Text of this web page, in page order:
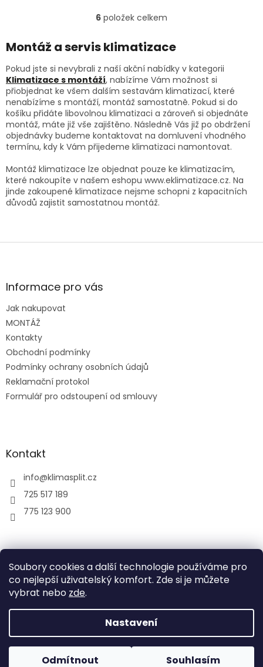
Soubory cookies a další technologie používáme pro
co nejlepší uživatelský komfort. Zde si je můžete
vybrat nebo zde.
Nastavení
Odmítnout Souhlasím
O
l
d
a
c
í
p
r
v
k
v
ý
p
i
6 položek celkem
Montáž a servis klimatizace
Pokud jste si nevybrali z naší akční nabídky v kategorii
Klimatizace s montáží, nabízíme Vám možnost si
přiobjednat ke všem dalším sestavám klimatizací, které
nenabízíme s montáží, montáž samostatně. Pokud si do
košíku přidáte libovolnou klimatizaci a zároveň si objednáte
montáž, máte již vše zajištěno. Následně Vás již po obdržení
objednávky budeme kontaktovat na domluvení vhodného
termínu, kdy k Vám přijedeme klimatizaci namontovat.
Montáž klimatizace lze objednat pouze ke klimatizacím,
které nakoupíte v našem eshopu www.eklimatizace.cz. Na
jinde zakoupené klimatizace nejsme schopni z kapacitních
důvodů zajistit samostatnou montáž.
Z
aInformace pro vás
Jak nakupovat
MONTÁŽ
Kontakty
Obchodní podmínky
Podmínky ochrany osobních údajů
Reklamační protokol
Formulář pro odstoupení od smlouvy
Kontakt
info@klimasplit.cz
725 517 189
775 123 900
air-cool
Copyright 2026Klimatizace do bytu a firem. Všechna
práva vyhrazena.